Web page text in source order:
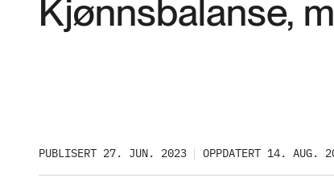
Kjønnsbalanse,
PUBLISERT 27. JUN. 2023 OPPDATERT 14. AUG.